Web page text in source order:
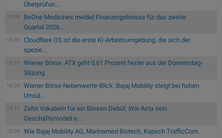
Überprüfun...
19:28
BeOne Medicines meldet Finanzergebnisse für das zweite
Quartal 2026...
19:20
Cloudflare OS ist die erste KI-Arbeitsumgebung, die sich der
spezie...
18:25
Wiener Börse: ATX geht 0,61 Prozent fester aus der Donnerstag-
Sitzung
18:24
Wiener Börse Nebenwerte-Blick: Bajaj Mobility steigt bei hohen
Umsä...
18:17
Zehn Vokabeln für ein Börsen-Debüt: Wie Asta sein
Geschäftsmodell e...
18:05
Wie Bajaj Mobility AG, Marinomed Biotech, Kapsch TrafficCom,